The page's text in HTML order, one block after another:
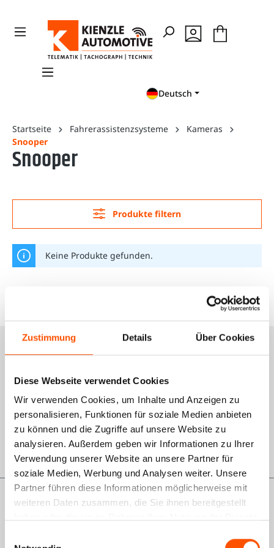
Zustimmung Details Über Cookies
Diese Webseite verwendet Cookies
Wir verwenden Cookies, um Inhalte und Anzeigen zu
personalisieren, Funktionen für soziale Medien anbieten
zu können und die Zugriffe auf unsere Website zu
analysieren. Außerdem geben wir Informationen zu Ihrer
Verwendung unserer Website an unsere Partner für
soziale Medien, Werbung und Analysen weiter. Unsere
Partner führen diese Informationen möglicherweise mit
weiteren Daten zusammen, die Sie ihnen bereitgestellt
Deutsch
Startseite Fahrerassistenzsysteme
Kameras
Snooper
Snooper
Produkte filtern
Keine Produkte gefunden.
Services
Schulungsportal
Qualitätsmanagement
Rückgabe
GWL-Antrag VDO
Informationen